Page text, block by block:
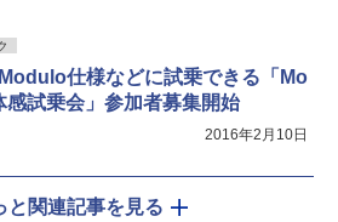
仕様などに試乗できる「Mo
試乗会」参加者募集開始
2016年2月10日
と関連記事を見る